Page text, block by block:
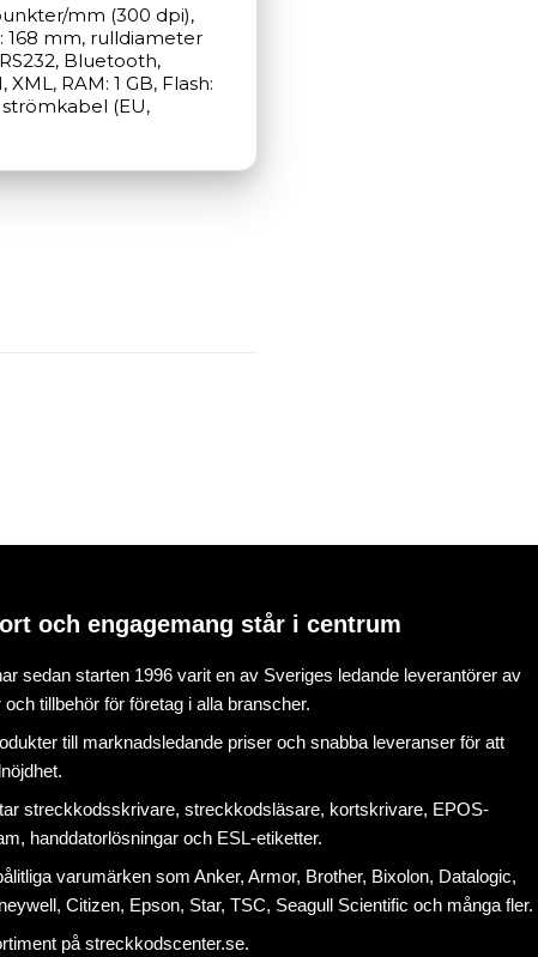
mm (300 dpi),
168 mm, rulldiameter
Bluetooth,
RAM: 1 GB, Flash:
strömkabel (EU,
och engagemang står i centrum
sedan starten 1996 varit en av Sveriges ledande leverantörer av
tillbehör för företag i alla branscher.
till marknadsledande priser och snabba leveranser för att
streckkodsskrivare, streckkodsläsare, kortskrivare, EPOS-
, handdatorlösningar och ESL-etiketter.
varumärken som Anker, Armor, Brother, Bixolon, Datalogic,
Citizen, Epson, Star, TSC, Seagull Scientific och många fler.
påstreckkodscenter.se.